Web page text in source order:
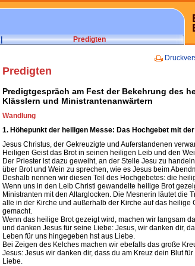
| Predigten
Predigten
Predigtgespräch am Fest der Bekehrung des
Klässlern und Ministrantenanwärtern
Wandlung
1. Höhepunkt der heiligen Messe: Das Hochgebet mit
Jesus Christus, der Gekreuzigte und Auferstandenen
Heiligen Geist das Brot in seinen heiligen Leib und den
Der Priester ist dazu geweiht, an der Stelle Jesu zu
über Brot und Wein zu sprechen, wie es Jesus beim
Deshalb nennen wir diesen Teil des Hochgebetes: die
Wenn uns in den Leib Christi gewandelte heilige Brot
Ministranten mit den Altarglocken. Die Mesnerin läutet die
alle in der Kirche und außerhalb der Kirche auf das heilige
gemacht.
Wenn das heilige Brot gezeigt wird, machen wir langsam
und danken Jesus für seine Liebe: Jesus, wir danken dir,
Leben für uns hingegeben hst aus Liebe.
Bei Zeigen des Kelches machen wir ebefalls das große
Jesus: Jesus wir danken dir, dass du am Kreuz dein Blut
Liebe.